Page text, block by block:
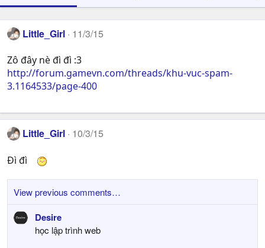
Little_Girl 11/3/15
Zô đây nè đì đì :3
http://forum.gamevn.com/threads/khu-vuc-spam-
3.1164533/page-400
Little_Girl 10/3/15
Đì đì
View previous comments…
Desire
học lập trình web